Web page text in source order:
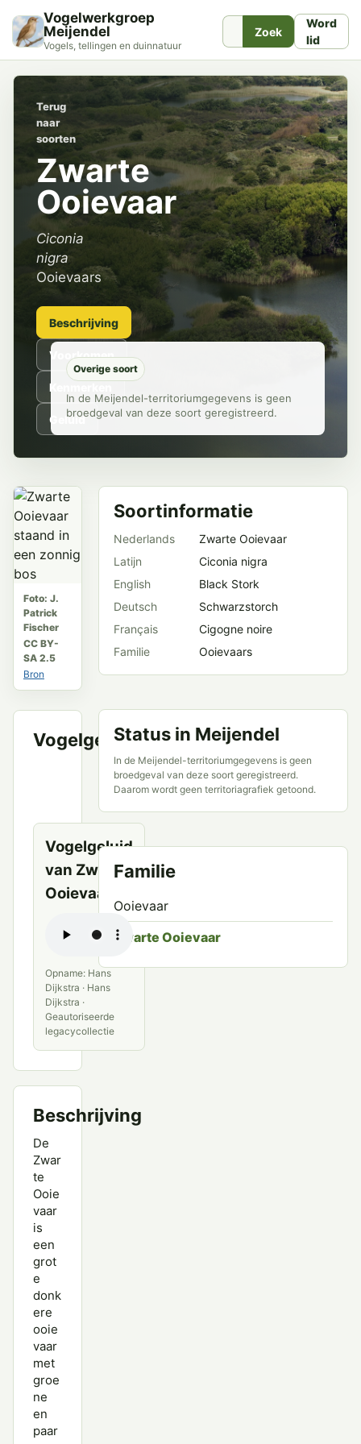
Vogelwerkgroep
Meijendel
Vogels, tellingen en duinnatuur
Zoek
Word
lid
Terug
naar
soorten
Zwarte
Ooievaar
Ciconia
nigra
Ooievaars
Beschrijving
Voorkomen
Kenmerken
Geluid
Overige soort
In de Meijendel-territoriumgegevens is geen
broedgeval van deze soort geregistreerd.
Foto: J.
Patrick
Fischer
CC BY-
SA 2.5
Bron
VogelgeluidVWG
Meijendel
en
openbare
Vogelgeluid
van Zwarte
Ooievaar
Opname: Hans
Dijkstra · Hans
Dijkstra ·
Geautoriseerde
legacycollectie
Beschrijving
De
Zwar
te
Ooie
vaar
is
een
grot
e
donk
ere
ooie
vaar
met
groe
ne
en
paar
Soortinformatie
Nederlands
Zwarte Ooievaar
Latijn
Ciconia nigra
English
Black Stork
Deutsch
Schwarzstorch
Français
Cigogne noire
Familie
Ooievaars
Status in Meijendel
In de Meijendel-territoriumgegevens is geen
broedgeval van deze soort geregistreerd.
Daarom wordt geen territoriagrafiek getoond.
Familie
Ooievaar
Zwarte Ooievaar